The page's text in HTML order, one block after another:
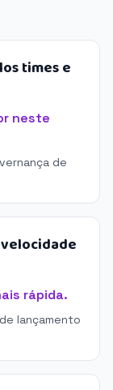
times e
neste
de
rápida.
lançamento